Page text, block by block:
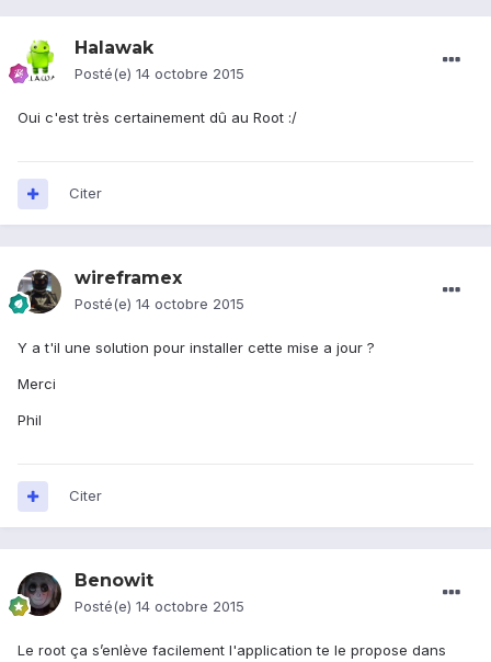
Halawak
Posté(e) 14 octobre 2015
Oui c'est très certainement dû au Root :/
Citer
wireframex
Posté(e) 14 octobre 2015
Y a t'il une solution pour installer cette mise a jour ?
Merci
Phil
Citer
Benowit
Posté(e) 14 octobre 2015
Le root ça s’enlève facilement l'application te le propose dans